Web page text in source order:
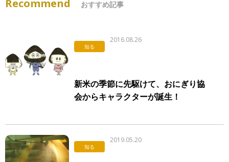
Recommend おすすめ記事
知る
2016.08.26
新米の季節に先駆けて、おにぎり協
会からキャラクターが誕生！
知る
2019.05.20